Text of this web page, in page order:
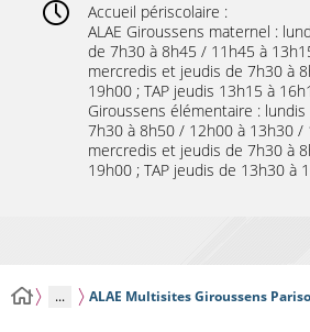
Accueil périscolaire :
ALAE Giroussens maternel :
de 7h30 à 8h45 / 11h45 à
mercredis et jeudis de 7h30 à
19h00 ; TAP jeudis 13h15 à
Giroussens élémentaire :
7h30 à 8h50 / 12h00 à 13h30 /
mercredis et jeudis de 7h30 à
19h00 ; TAP jeudis de 13h30 à
... ALAE Multisites Giroussens